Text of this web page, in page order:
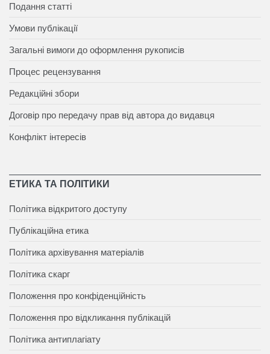
Подання статті
Умови публікації
Загальні вимоги до оформлення рукописів
Процес рецензування
Редакційні збори
Договір про передачу прав від автора до видавця
Конфлікт інтересів
ЕТИКА ТА ПОЛІТИКИ
Політика відкритого доступу
Публікаційна етика
Політика архівування матеріалів
Політика скарг
Положення про конфіденційність
Положення про відкликання публікацій
Політика антиплагіату